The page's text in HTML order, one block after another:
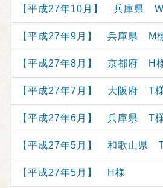
【平成27年10月】 兵庫県
【平成27年9月】 兵庫県 M
【平成27年8月】 京都府 H
【平成27年7月】 大阪府 T
【平成27年6月】 兵庫県 T
【平成27年5月】 和歌山県
【平成27年5月】 H様